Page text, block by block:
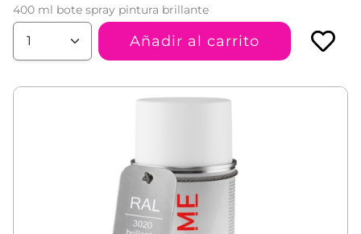
400 ml bote spray pintura brillante
Añadir al carrito